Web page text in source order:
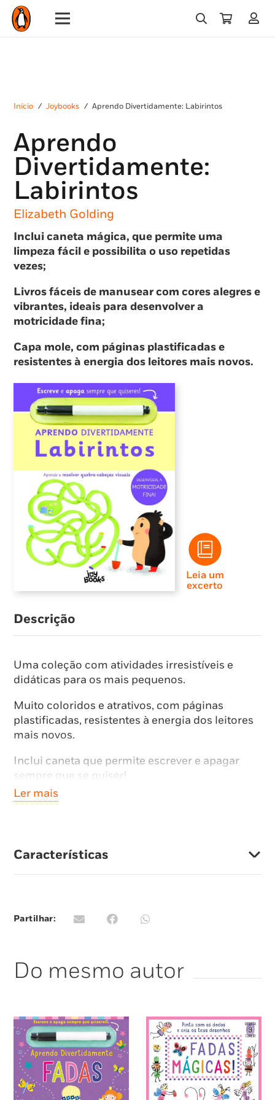
Início / Joybooks / Aprendo Divertidamente: Labirintos
Aprendo
Divertidamente:
Labirintos
Elizabeth Golding
Inclui caneta mágica, que permite uma
limpeza fácil e possibilita o uso repetidas
vezes;
Livros fáceis de manusear com cores alegres e
vibrantes, ideais para desenvolver a
motricidade fina;
Capa mole, com páginas plastificadas e
resistentes à energia dos leitores mais novos.
Leia um
excerto
Descrição
Uma coleção com atividades irresistíveis e
didáticas para os mais pequenos.
Muito coloridos e atrativos, com páginas
plastificadas, resistentes à energia dos leitores
mais novos.
Inclui caneta que permite escrever e apagar
sempre que se quiser!
Ler mais
Características
Partilhar:
Do mesmo autor